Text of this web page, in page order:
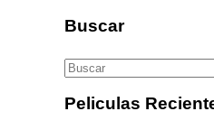
Buscar
Peliculas